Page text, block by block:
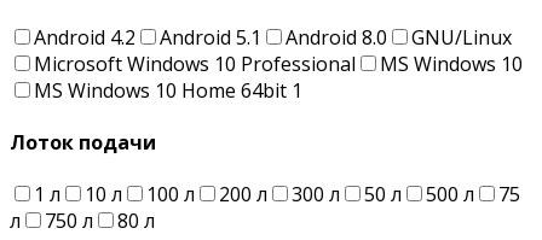
Android 4.2
Android 5.1 Android 8.0
GNU/Linux
Microsoft Windows 10 Professional
MS Windows 10
MS Windows 10 Home 64bit 1
Лоток подачи
1 л
10 л 100 л 200 л 300 л 50 л 500 л
75
л
750 л
80 л